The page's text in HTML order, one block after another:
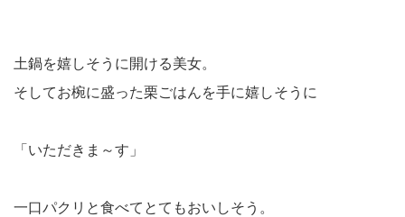
土鍋を嬉しそうに開ける美女。
そしてお椀に盛った栗ごはんを手に嬉しそうに
「いただきま～す」
一口パクリと食べてとてもおいしそう。